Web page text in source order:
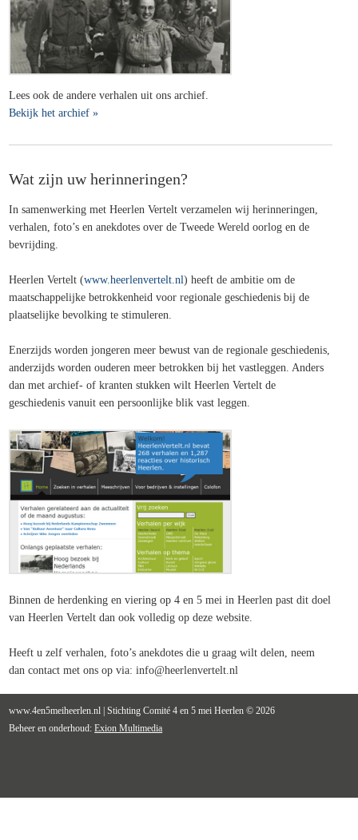
Lees ook de andere verhalen uit ons archief.
Bekijk het archief »
Wat zijn uw herinneringen?
In samenwerking met Heerlen Vertelt verzamelen wij herinneringen,
verhalen, foto’s en anekdotes over de Tweede Wereld oorlog en de
bevrijding.
Heerlen Vertelt (www.heerlenvertelt.nl) heeft de ambitie om de
maatschappelijke betrokkenheid voor regionale geschiedenis bij de
plaatselijke bevolking te stimuleren.
Enerzijds worden jongeren meer bewust van de regionale geschiedenis,
anderzijds worden ouderen meer betrokken bij het vastleggen. Anders
dan met archief- of kranten stukken wilt Heerlen Vertelt de
geschiedenis vanuit een persoonlijke blik vast leggen.
Binnen de herdenking en viering op 4 en 5 mei in Heerlen past dit doel
van Heerlen Vertelt dan ook volledig op deze website.
Heeft u zelf verhalen, foto’s anekdotes die u graag wilt delen, neem
dan contact met ons op via: info@heerlenvertelt.nl
www.4en5meiheerlen.nl | Stichting Comité 4 en 5 mei Heerlen © 2026
Beheer en onderhoud:Exion Multimedia